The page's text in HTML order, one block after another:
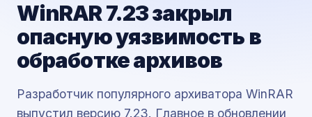
WinRAR 7.23 закрыл
опасную уязвимость в
обработке архивов
Разработчик популярного архиватора WinRAR
выпустил версию 7.23. Главное в обновлении